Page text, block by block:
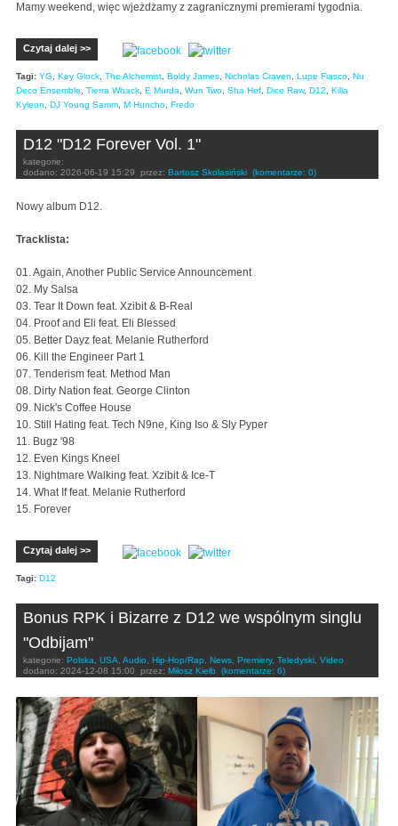
Mamy weekend, więc wjeżdżamy z zagranicznymi premierami tygodnia.
Czytaj dalej >>
Tagi: YG Key Glock The Alchemist Boldy James Nicholas Craven Lupe Fiasco Nu
Deco Ensemble
Tierra Whack E Murda Wun Two Sha Hef Dice Raw, D12
Killa
Kyleon
DJ Young Samm M Huncho Fredo
D12 "D12 Forever Vol. 1"
kategorie:
dodano: 2026-06-19 15:29 przez: Bartosz Skolasiński (komentarze: 0)
Nowy album D12.
Tracklista:
01. Again, Another Public Service Announcement
02. My Salsa
03. Tear It Down feat. Xzibit & B-Real
04. Proof and Eli feat. Eli Blessed
05. Better Dayz feat. Melanie Rutherford
06. Kill the Engineer Part 1
07. Tenderism feat. Method Man
08. Dirty Nation feat. George Clinton
09. Nick's Coffee House
10. Still Hating feat. Tech N9ne, King Iso & Sly Pyper
11. Bugz '98
12. Even Kings Kneel
13. Nightmare Walking feat. Xzibit & Ice-T
14. What If feat. Melanie Rutherford
15. Forever
Czytaj dalej >>
Tagi: D12
Bonus RPK i Bizarre z D12 we wspólnym singlu
"Odbijam"
kategorie: Polska USA Audio Hip-Hop/Rap News Premiery, Teledyski Video
dodano: 2024-12-08 15:00 przez: Miłosz Kiełb (komentarze: 6)